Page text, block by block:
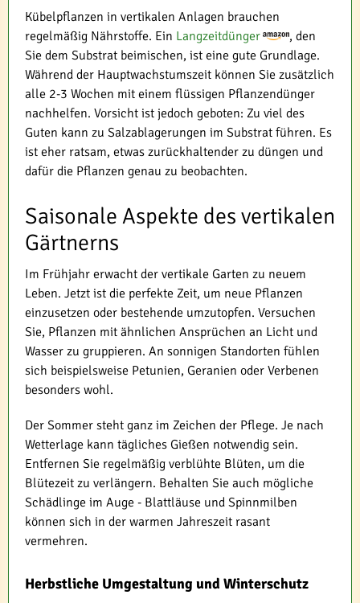
Kübelpflanzen in vertikalen Anlagen brauchen
regelmäßig Nährstoffe. Ein Langzeitdünger
, den
Sie dem Substrat beimischen, ist eine gute Grundlage.
Während der Hauptwachstumszeit können Sie zusätzlich
alle 2-3 Wochen mit einem flüssigen Pflanzendünger
nachhelfen. Vorsicht ist jedoch geboten: Zu viel des
Guten kann zu Salzablagerungen im Substrat führen. Es
ist eher ratsam, etwas zurückhaltender zu düngen und
dafür die Pflanzen genau zu beobachten.
Saisonale Aspekte des vertikalen
Gärtnerns
Im Frühjahr erwacht der vertikale Garten zu neuem
Leben. Jetzt ist die perfekte Zeit, um neue Pflanzen
einzusetzen oder bestehende umzutopfen. Versuchen
Sie, Pflanzen mit ähnlichen Ansprüchen an Licht und
Wasser zu gruppieren. An sonnigen Standorten fühlen
sich beispielsweise Petunien, Geranien oder Verbenen
besonders wohl.
Der Sommer steht ganz im Zeichen der Pflege. Je nach
Wetterlage kann tägliches Gießen notwendig sein.
Entfernen Sie regelmäßig verblühte Blüten, um die
Blütezeit zu verlängern. Behalten Sie auch mögliche
Schädlinge im Auge - Blattläuse und Spinnmilben
können sich in der warmen Jahreszeit rasant
vermehren.
Herbstliche Umgestaltung und Winterschutz